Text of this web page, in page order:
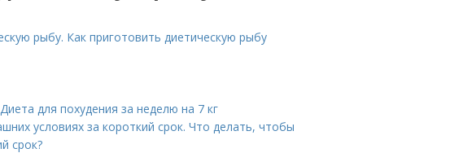
рыбу. Как приготовить диетическую рыбу
для похудения за неделю на 7 кг
условиях за короткий срок. Что делать, чтобы
срок?